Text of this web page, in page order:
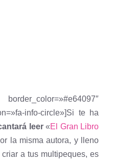
info-circle»]Si te ha
leer«El Gran Libro
la misma autora, y lleno
a tus multipeques, es